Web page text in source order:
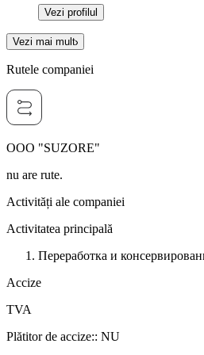
Vezi profilul
Vezi mai mult
Rutele companiei
OOO "SUZORE"
nu are rute.
Activități ale companiei
Activitatea principală
Переработка и
Accize
TVA
Plătitor de accize:: NU